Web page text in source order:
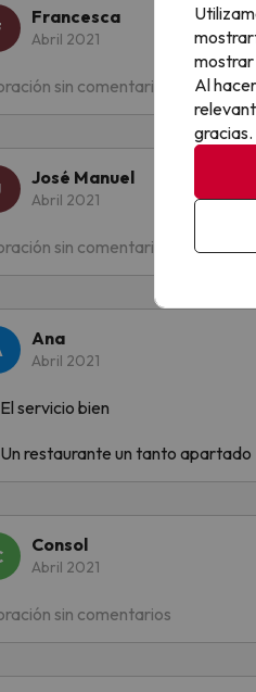
Francesca
Abril 2021
sin comentarios
José Manuel
Abril 2021
sin comentarios
Ana
Abril 2021
El servicio bien
Un restaurante un tanto apartado
Consol
Abril 2021
sin comentarios
mostrar
Al
gracias.